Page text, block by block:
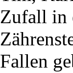
Zufall in
Fallen